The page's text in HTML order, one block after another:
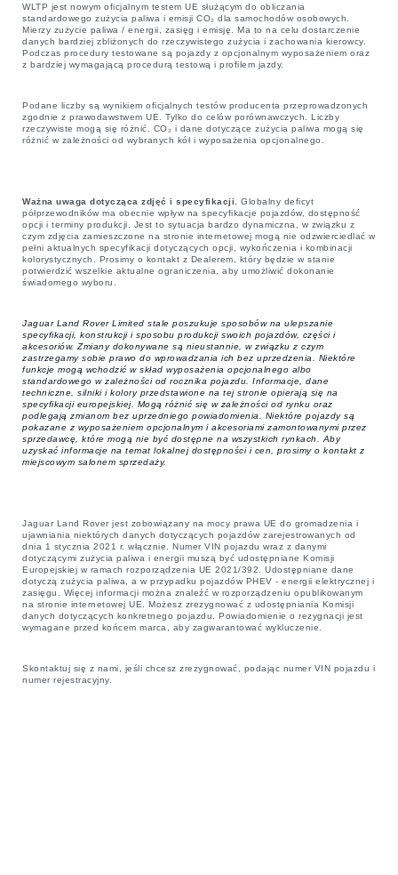
WLTP jest nowym oficjalnym testem UE służącym do obliczania
standardowego zużycia paliwa i emisji CO₂ dla samochodów osobowych.
Mierzy zużycie paliwa / energii, zasięg i emisję. Ma to na celu dostarczenie
danych bardziej zbliżonych do rzeczywistego zużycia i zachowania kierowcy.
Podczas procedury testowane są pojazdy z opcjonalnym wyposażeniem oraz
z bardziej wymagającą procedurą testową i profilem jazdy.
Podane liczby są wynikiem oficjalnych testów producenta przeprowadzonych
zgodnie z prawodawstwem UE. Tylko do celów porównawczych. Liczby
rzeczywiste mogą się różnić. CO₂ i dane dotyczące zużycia paliwa mogą się
różnić w zależności od wybranych kół i wyposażenia opcjonalnego.
Ważna uwaga dotycząca zdjęć i specyfikacji.
Globalny deficyt
półprzewodników ma obecnie wpływ na specyfikacje pojazdów, dostępność
opcji i terminy produkcji. Jest to sytuacja bardzo dynamiczna, w związku z
czym zdjęcia zamieszczone na stronie internetowej mogą nie odzwierciedlać w
pełni aktualnych specyfikacji dotyczących opcji, wykończenia i kombinacji
kolorystycznych. Prosimy o kontakt z Dealerem, który będzie w stanie
potwierdzić wszelkie aktualne ograniczenia, aby umożliwić dokonanie
świadomego wyboru.
Jaguar Land Rover Limited stale poszukuje sposobów na ulepszanie
specyfikacji, konstrukcji i sposobu produkcji swoich pojazdów, części i
akcesoriów. Zmiany dokonywane są nieustannie, w związku z czym
zastrzegamy sobie prawo do wprowadzania ich bez uprzedzenia. Niektóre
funkcje mogą wchodzić w skład wyposażenia opcjonalnego albo
standardowego w zależności od rocznika pojazdu. Informacje, dane
techniczne, silniki i kolory przedstawione na tej stronie opierają się na
specyfikacji europejskiej. Mogą różnić się w zależności od rynku oraz
podlegają zmianom bez uprzedniego powiadomienia. Niektóre pojazdy są
pokazane z wyposażeniem opcjonalnym i akcesoriami zamontowanymi przez
sprzedawcę, które mogą nie być dostępne na wszystkich rynkach. Aby
uzyskać informacje na temat lokalnej dostępności i cen, prosimy o kontakt z
miejscowym salonem sprzedaży.
Jaguar Land Rover jest zobowiązany na mocy prawa UE do gromadzenia i
ujawniania niektórych danych dotyczących pojazdów zarejestrowanych od
dnia 1 stycznia 2021 r. włącznie. Numer VIN pojazdu wraz z danymi
dotyczącymi zużycia paliwa i energii muszą być udostępniane Komisji
Europejskiej w ramach rozporządzenia UE 2021/392. Udostępniane dane
dotyczą zużycia paliwa, a w przypadku pojazdów PHEV - energii elektrycznej i
zasięgu. Więcej informacji można znaleźć w rozporządzeniu opublikowanym
na stronie internetowej UE. Możesz zrezygnować z udostępniania Komisji
danych dotyczących konkretnego pojazdu. Powiadomienie o rezygnacji jest
wymagane przed końcem marca, aby zagwarantować wykluczenie.
Skontaktuj się z nami, jeśli chcesz zrezygnować, podając numer VIN pojazdu i
numer rejestracyjny.